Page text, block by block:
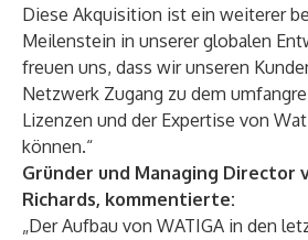
Diese Akquisition ist ein weiterer
Meilenstein in unserer globalen
freuen uns, dass wir unseren
Netzwerk Zugang zu dem
Lizenzen und der Expertise von
können.“
Gründer und Managing Director
Richards, kommentierte:
„Der Aufbau von WATIGA in den